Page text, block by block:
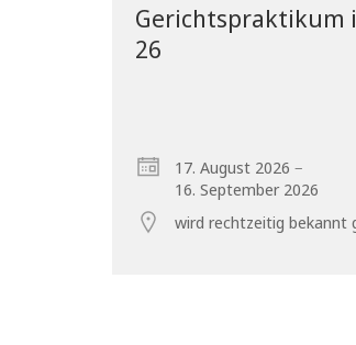
Gerichtspraktikum
26
17. August 2026 –
16. September 2026
wird rechtzeitig bekannt